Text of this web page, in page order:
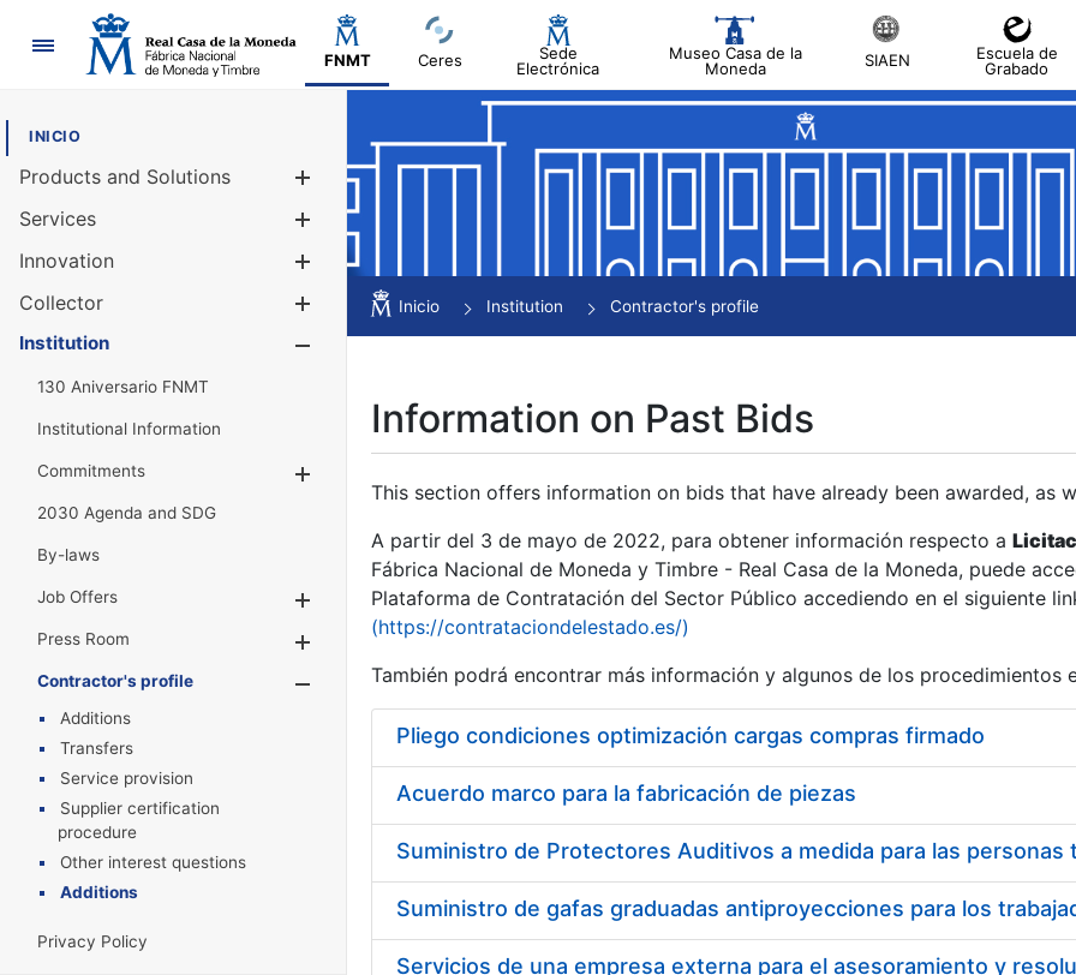
Navigation
FNMT Ceres
Sede
Electrónica
Museo Casa de la
Moneda
SIAEN
Escuela de
Grabado
INICIO
Products and Solutions
Services
Innovation
Collector
Show/Hide
Institution
130 Aniversario FNMT
Institutional Information
Commitments
2030 Agenda and SDG
By-laws
Job Offers
Show/Hide
Press Room
Show/Hide
Contractor's profile
Show/Hide
Additions
Transfers
Service provision
Supplier certification
procedure
Other interest questions
Additions
Privacy Policy
Inicio Institution Contractor's profile
Information on Past Bids
This section offers information on bids that have already been awarded, as
A partir del 3 de mayo de 2022, para obtener información respecto a
Fábrica Nacional de Moneda y Timbre - Real Casa de la Moneda, puede
Plataforma de Contratación del Sector Público accediendo en el siguiente
(https://contrataciondelestado.es/)
También podrá encontrar más información y algunos de los procedimientos
Pliego condiciones optimización cargas compras firmado
Acuerdo marco para la fabricación de piezas